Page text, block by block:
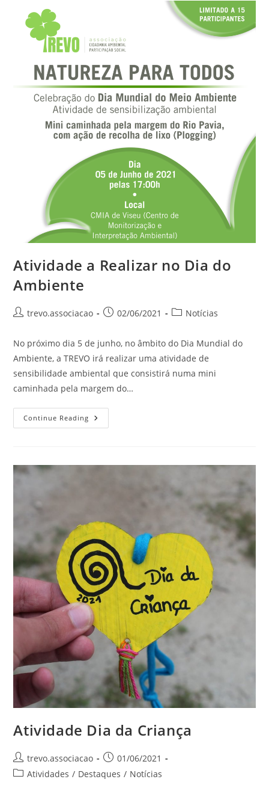
Atividade a Realizar no Dia do
Ambiente
trevo.associacao 02/06/2021 Notícias
No próximo dia 5 de junho, no âmbito do Dia Mundial do
Ambiente, a TREVO irá realizar uma atividade de
sensibilidade ambiental que consistirá numa mini
caminhada pela margem do…
Continue Reading
Atividade Dia da Criança
trevo.associacao
01/06/2021
Atividades / Destaques / Notícias